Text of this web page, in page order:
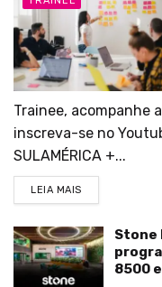
Trainee, acompanhe
inscreva-se no
SULAMÉRICA +...
LEIA MAIS
Stone
8500